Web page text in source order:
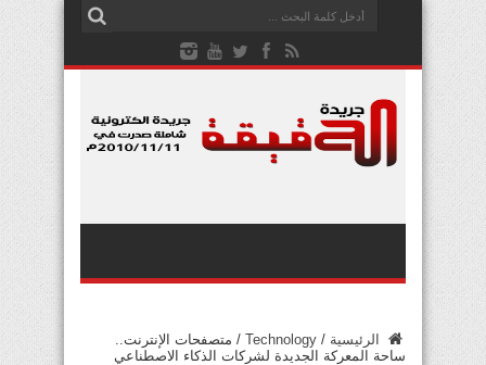
الرئيسية /
Technology
/ متصفحات الإنترنت..
ساحة المعركة الجديدة لشركات الذكاء الاصطناعي